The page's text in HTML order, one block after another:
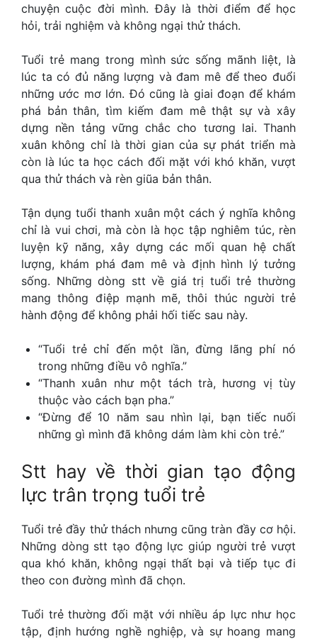
chuyện cuộc đời mình. Đây là thời điểm để học
hỏi, trải nghiệm và không ngại thử thách.
Tuổi trẻ mang trong mình sức sống mãnh liệt, là
lúc ta có đủ năng lượng và đam mê để theo đuổi
những ước mơ lớn. Đó cũng là giai đoạn để khám
phá bản thân, tìm kiếm đam mê thật sự và xây
dựng nền tảng vững chắc cho tương lai. Thanh
xuân không chỉ là thời gian của sự phát triển mà
còn là lúc ta học cách đối mặt với khó khăn, vượt
qua thử thách và rèn giũa bản thân.
Tận dụng tuổi thanh xuân một cách ý nghĩa không
chỉ là vui chơi, mà còn là học tập nghiêm túc, rèn
luyện kỹ năng, xây dựng các mối quan hệ chất
lượng, khám phá đam mê và định hình lý tưởng
sống. Những dòng stt về giá trị tuổi trẻ thường
mang thông điệp mạnh mẽ, thôi thúc người trẻ
hành động để không phải hối tiếc sau này.
“Tuổi trẻ chỉ đến một lần, đừng lãng phí nó
trong những điều vô nghĩa.”
“Thanh xuân như một tách trà, hương vị tùy
thuộc vào cách bạn pha.”
“Đừng để 10 năm sau nhìn lại, bạn tiếc nuối
những gì mình đã không dám làm khi còn trẻ.”
Stt hay về thời gian tạo động
lực trân trọng tuổi trẻ
Tuổi trẻ đầy thử thách nhưng cũng tràn đầy cơ hội.
Những dòng stt tạo động lực giúp người trẻ vượt
qua khó khăn, không ngại thất bại và tiếp tục đi
theo con đường mình đã chọn.
Tuổi trẻ thường đối mặt với nhiều áp lực như học
tập, định hướng nghề nghiệp, và sự hoang mang